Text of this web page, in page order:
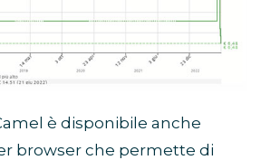
è disponibile anche
browser che permette di